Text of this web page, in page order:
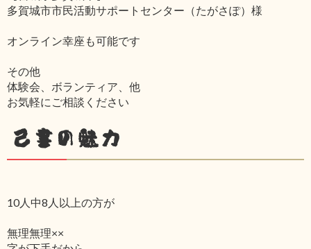
多賀城市市民活動サポートセンター（たがさぽ）様
オンライン幸座も可能です
その他
体験会、ボランティア、他
お気軽にご相談ください
己書の魅力
10人中8人以上の方が
無理無理××